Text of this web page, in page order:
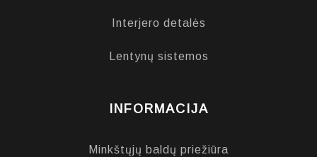
Interjero detalės
Lentynų sistemos
INFORMACIJA
Minkštųjų baldų priežiūra